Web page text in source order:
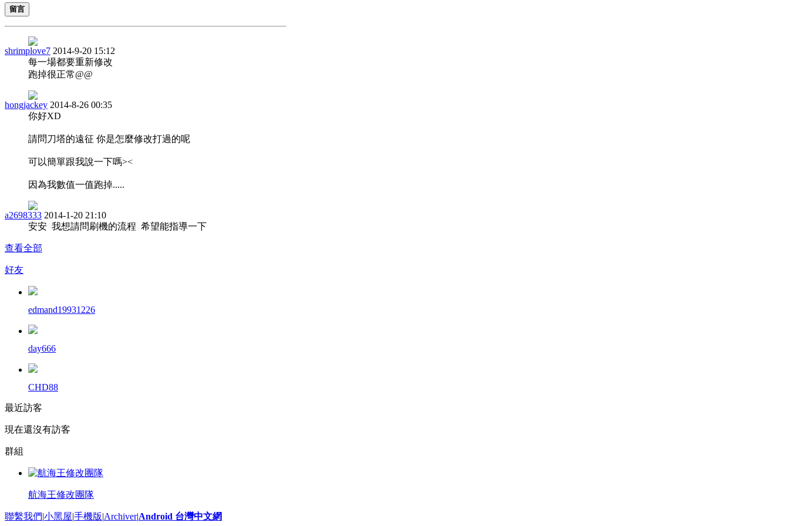
留言
shrimplove7 2014-9-20 15:12
每一場都要重新修改
跑掉很正常@@
hongjackey 2014-8-26 00:35
你好XD
請問刀塔的遠征 你是怎麼修改打過的呢
可以簡單跟我說一下嗎><
因為我數值一值跑掉.....
a2698333 2014-1-20 21:10
安安 我想請問刷機的流程 希望能指導一下
查看全部
好友
edmand19931226
day666
CHD88
最近訪客
現在還沒有訪客
群組
航海王修改團隊
聯繫我們|小黑屋|手機版|Archiver|Android 台灣中文網